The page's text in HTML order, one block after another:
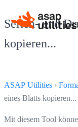
Seiten- und
kopieren...
ASAP Utilities ›
eines Blatts kopieren...
Mit diesem Tool